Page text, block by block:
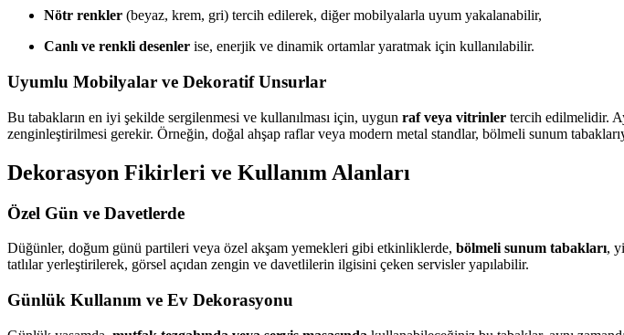
Nötr renkler (beyaz, krem, gri) tercih edilerek, diğer mobilyalarla uyum yakalanabilir,
Canlı ve renkli desenler ise, enerjik ve dinamik ortamlar yaratmak için kullanılabilir.
Uyumlu Mobilyalar ve Dekoratif Unsurlar
Bu tabakların en iyi şekilde sergilenmesi ve kullanılması için, uygun raf veya vitrinler tercih edilmelidir.
zenginleştirilmesi gerekir. Örneğin, doğal ahşap raflar veya modern metal standlar, bölmeli sunum
Dekorasyon Fikirleri ve Kullanım Alanları
Özel Gün ve Davetlerde
Düğünler, doğum günü partileri veya özel akşam yemekleri gibi etkinliklerde, bölmeli sunum tabakları,
tatlılar yerleştirilerek, görsel açıdan zengin ve davetlilerin ilgisini çeken servisler yapılabilir.
Günlük Kullanım ve Ev Dekorasyonu